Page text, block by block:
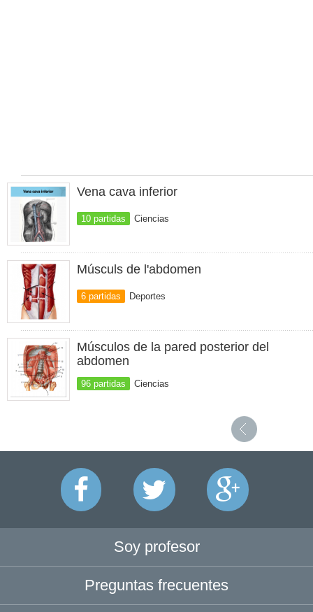
Vena cava inferior
10 partidas Ciencias
Músculs de l'abdomen
6 partidas Deportes
Músculos de la pared posterior del
abdomen
96 partidas Ciencias
Soy profesor
Preguntas frecuentes